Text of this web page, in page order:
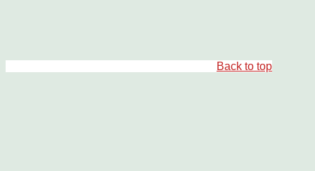
Back to top